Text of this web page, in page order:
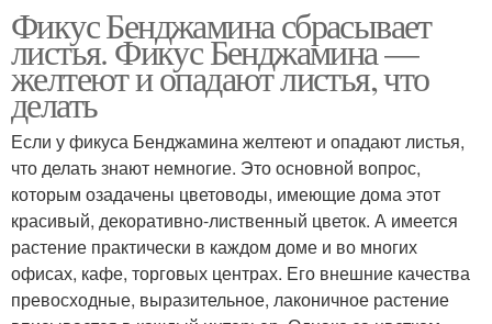
Фикус Бенджамина сбрасывает
листья. Фикус Бенджамина —
желтеют и опадают листья, что
делать
Если у фикуса Бенджамина желтеют и опадают листья,
что делать знают немногие. Это основной вопрос,
которым озадачены цветоводы, имеющие дома этот
красивый, декоративно-лиственный цветок. А имеется
растение практически в каждом доме и во многих
офисах, кафе, торговых центрах. Его внешние качества
превосходные, выразительное, лаконичное растение